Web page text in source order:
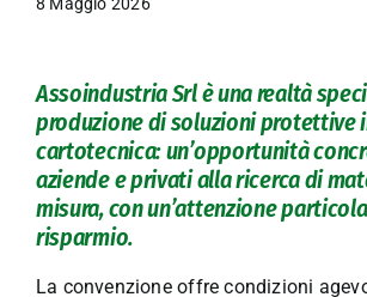
Fotogallery
Lavora con noi
Contatti
8 Maggio 2026
Assoindustria Srl è una realtà
produzione di soluzioni protettive
cartotecnica: un’opportunità
aziende e privati alla ricerca di
misura, con un’attenzione
risparmio.
La convenzione offre condizioni